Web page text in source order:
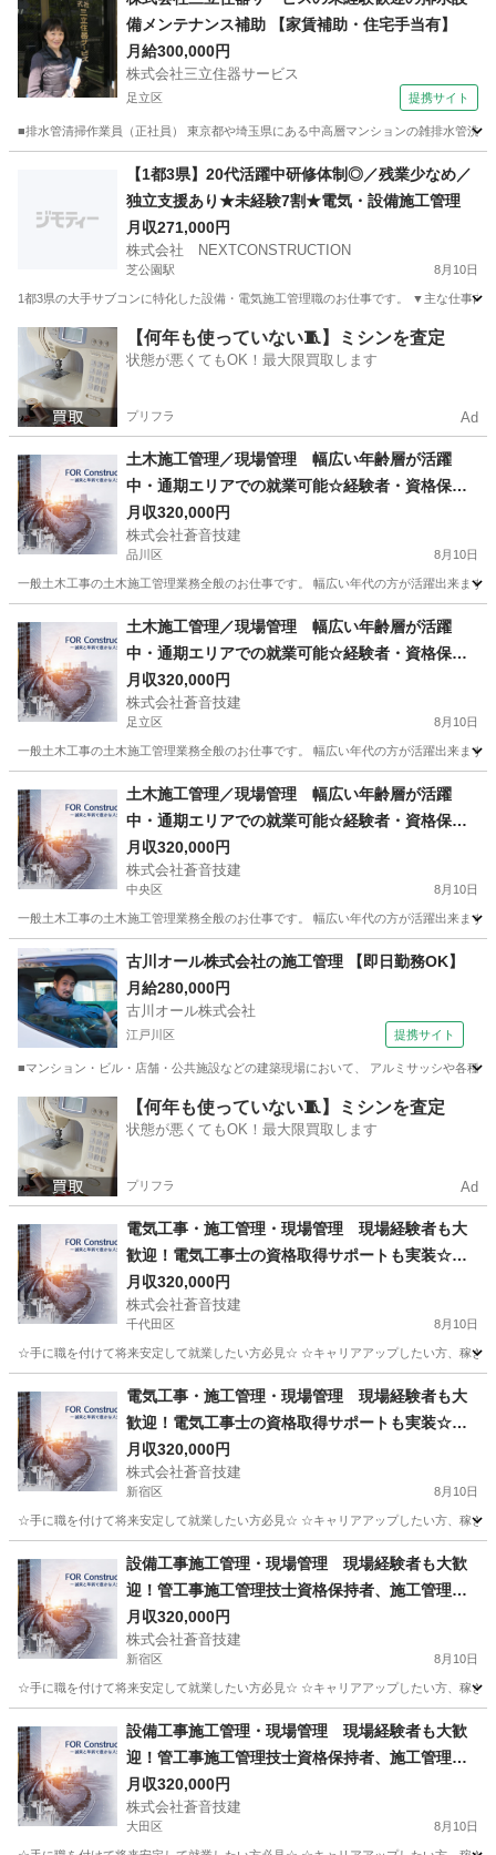
備メンテナンス補助 【家賃補助・住宅手当有】
月給300,000円
株式会社三立住器サービス
足立区 提携サイト
■排水管清掃作業員（正社員） 東京都や埼玉県にある中高層マンションの雑排水管洗
その他
【1都3県】20代活躍中研修体制◎／残業少なめ／
独立支援あり★未経験7割★電気・設備施工管理
月収271,000円
株式会社 NEXTCONSTRUCTION
芝公園駅 8月10日
1都3県の大手サブコンに特化した設備・電気施工管理職のお仕事です。 ▼主な仕事内
東京 港区 芝公園駅 施工管理
【何年も使っていない🧵】ミシンを査定
状態が悪くてもOK！最大限買取します
プリフラ Ad
土木施工管理／現場管理 幅広い年齢層が活躍
中・通期エリアでの就業可能☆経験者・資格保持
者優遇☆
月収320,000円
株式会社蒼音技建
品川区 8月10日
一般土木工事の土木施工管理業務全般のお仕事です。 幅広い年代の方が活躍出来ま
土木 社員
土木施工管理／現場管理 幅広い年齢層が活躍
中・通期エリアでの就業可能☆経験者・資格保持
者優遇☆
月収320,000円
株式会社蒼音技建
足立区 8月10日
一般土木工事の土木施工管理業務全般のお仕事です。 幅広い年代の方が活躍出来ま
土木
土木施工管理／現場管理 幅広い年齢層が活躍
中・通期エリアでの就業可能☆経験者・資格保持
者優遇☆
月収320,000円
株式会社蒼音技建
中央区 8月10日
一般土木工事の土木施工管理業務全般のお仕事です。 幅広い年代の方が活躍出来ま
東京 中央区 土木 社員
古川オール株式会社の施工管理 【即日勤務OK】
月給280,000円
古川オール株式会社
江戸川区 提携サイト
■マンション・ビル・店舗・公共施設などの建築現場において、 アルミサッシや各種
東京 江戸川区 鳶職
【何年も使っていない🧵】ミシンを査定
状態が悪くてもOK！最大限買取します
プリフラ Ad
電気工事・施工管理・現場管理 現場経験者も大
歓迎！電気工事士の資格取得サポートも実装☆若
年層大歓迎♪
月収320,000円
株式会社蒼音技建
千代田区 8月10日
☆手に職を付けて将来安定して就業したい方必見☆ ☆キャリアアップしたい方、稼ぎ
施工管理
電気工事・施工管理・現場管理 現場経験者も大
歓迎！電気工事士の資格取得サポートも実装☆若
年層大歓迎♪
月収320,000円
株式会社蒼音技建
新宿区 8月10日
☆手に職を付けて将来安定して就業したい方必見☆ ☆キャリアアップしたい方、稼ぎ
土木 社員
設備工事施工管理・現場管理 現場経験者も大歓
迎！管工事施工管理技士資格保持者、施工管理経
験者優遇★
月収320,000円
株式会社蒼音技建
新宿区 8月10日
☆手に職を付けて将来安定して就業したい方必見☆ ☆キャリアアップしたい方、稼ぎ
土木
設備工事施工管理・現場管理 現場経験者も大歓
迎！管工事施工管理技士資格保持者、施工管理経
験者優遇★
月収320,000円
株式会社蒼音技建
大田区 8月10日